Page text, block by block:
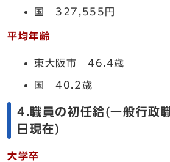
国 327,555円
平均年齢
東大阪市 46.4歳
国 40.2歳
4.職員の初任給(一般行政
日現在)
大学卒